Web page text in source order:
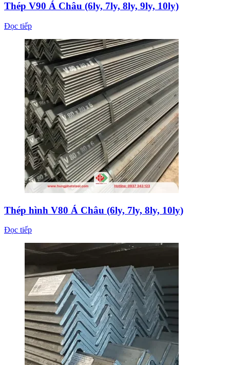
Thép V90 Á Châu (6ly, 7ly, 8ly, 9ly, 10ly)
Đọc tiếp
Thép hình V80 Á Châu (6ly, 7ly, 8ly, 10ly)
Đọc tiếp